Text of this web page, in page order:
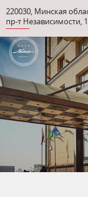
220030, Минская
пр-т Независимости,